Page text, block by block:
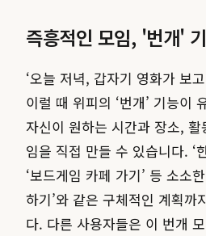
즉흥적인 모임, '번개'
‘오늘 저녁, 갑자기 영화가 보
이럴 때 위피의 ‘번개’ 기능이
자신이 원하는 시간과 장소,
임을 직접 만들 수 있습니다. ‘
‘보드게임 카페 가기’ 등 소소
하기’와 같은 구체적인 계획까
다. 다른 사용자들은 이 번개